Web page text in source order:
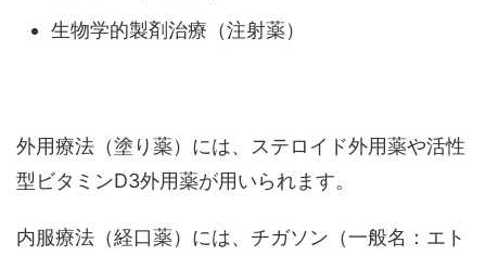
生物学的製剤治療（注射薬）
外用療法（塗り薬）には、ステロイド外用薬や活性
型ビタミンD3外用薬が用いられます。
内服療法（経口薬）には、チガソン（一般名：エト